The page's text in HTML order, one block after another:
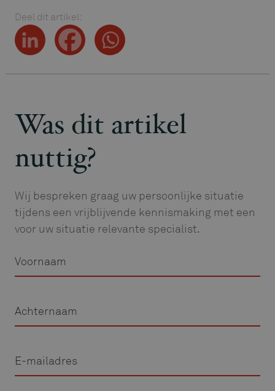
Deel dit artikel:
Was dit artikel
nuttig?
Wij bespreken graag uw persoonlijke situatie
tijdens een vrijblijvende kennismaking met een
voor uw situatie relevante specialist.
mailadres